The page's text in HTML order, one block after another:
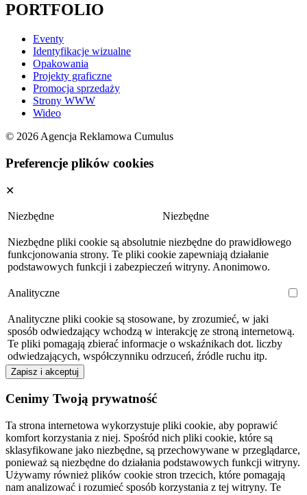
PORTFOLIO
Eventy
Identyfikacje wizualne
Opakowania
Projekty graficzne
Promocja sprzedaży
Strony WWW
Wideo
© 2026 Agencja Reklamowa Cumulus
Preferencje plików cookies
✕
Niezbędne Niezbędne
Niezbędne pliki cookie są absolutnie niezbędne do prawidłowego
funkcjonowania strony. Te pliki cookie zapewniają działanie
podstawowych funkcji i zabezpieczeń witryny. Anonimowo.
Analityczne
Analityczne pliki cookie są stosowane, by zrozumieć, w jaki
sposób odwiedzający wchodzą w interakcję ze stroną internetową.
Te pliki pomagają zbierać informacje o wskaźnikach dot. liczby
odwiedzających, współczynniku odrzuceń, źródle ruchu itp.
Zapisz i akceptuj
Cenimy Twoją prywatność
Ta strona internetowa wykorzystuje pliki cookie, aby poprawić
komfort korzystania z niej. Spośród nich pliki cookie, które są
sklasyfikowane jako niezbędne, są przechowywane w przeglądarce,
ponieważ są niezbędne do działania podstawowych funkcji witryny.
Używamy również plików cookie stron trzecich, które pomagają
nam analizować i rozumieć sposób korzystania z tej witryny. Te